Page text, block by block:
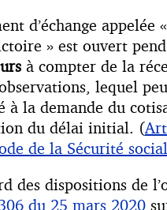
d’échange appelée
» est ouvert
à compter de la
lequel
à la demande du
du délai initial. (
de la Sécurité
des dispositions de
du 25 mars 2020